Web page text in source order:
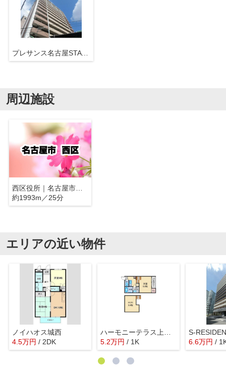
プレサンス名古屋STATIONビジュ
周辺施設
西区役所｜名古屋市西区
約1993m／25分
エリアの近い物件
ノイハオス城西
4.5万円 / 2DK
5.2万円 / 1K 6.6万円 /